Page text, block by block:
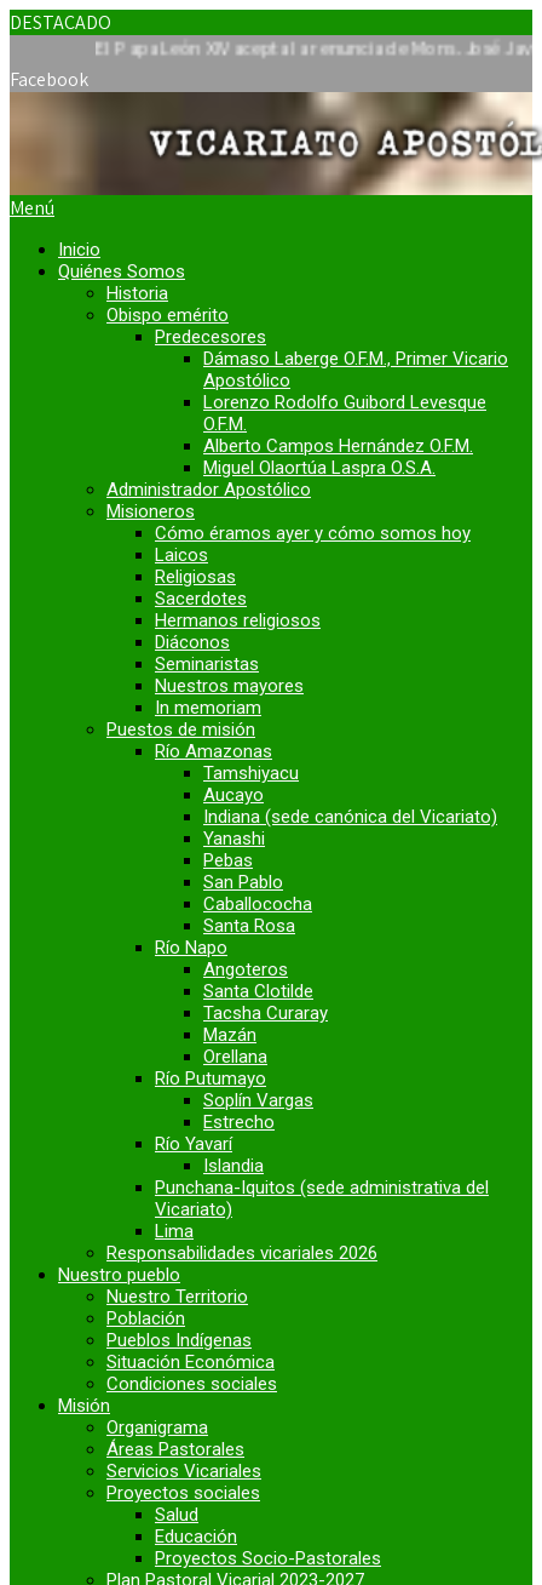
DESTACADO
El Papa León XIV acepta la renuncia de Mons. José Javier
Facebook
Menú
Inicio
Quiénes Somos
Historia
Obispo emérito
Predecesores
Dámaso Laberge O.F.M., Primer Vicario
Apostólico
Lorenzo Rodolfo Guibord Levesque
O.F.M.
Alberto Campos Hernández O.F.M.
Miguel Olaortúa Laspra O.S.A.
Administrador Apostólico
Misioneros
Cómo éramos ayer y cómo somos hoy
Laicos
Religiosas
Sacerdotes
Hermanos religiosos
Diáconos
Seminaristas
Nuestros mayores
In memoriam
Puestos de misión
Río Amazonas
Tamshiyacu
Aucayo
Indiana (sede canónica del Vicariato)
Yanashi
Pebas
San Pablo
Caballococha
Santa Rosa
Río Napo
Angoteros
Santa Clotilde
Tacsha Curaray
Mazán
Orellana
Río Putumayo
Soplín Vargas
Estrecho
Río Yavarí
Islandia
Punchana-Iquitos (sede administrativa del
Vicariato)
Lima
Responsabilidades vicariales 2026
Nuestro pueblo
Nuestro Territorio
Población
Pueblos Indígenas
Situación Económica
Condiciones sociales
Misión
Organigrama
Áreas Pastorales
Servicios Vicariales
Proyectos sociales
Salud
Educación
Proyectos Socio-Pastorales
Plan Pastoral Vicarial 2023-2027